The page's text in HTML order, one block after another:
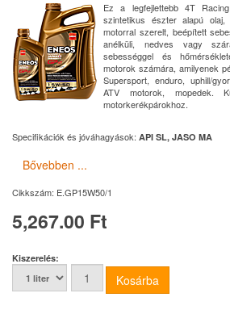
Ez a legfejlettebb 4T
szintetikus észter alapú olaj,
motorral szerelt, beépített
anélküli, nedves vagy
sebességgel és
motorok számára, amilyenek
Supersport, enduro, uphill/
ATV motorok, mopedek.
motorkerékpárokhoz.
Specifikációk és jóváhagyások: API SL, JASO MA
Bővebben ...
Cikkszám: E.GP15W50/1
5,267.00 Ft
Kiszerelés: